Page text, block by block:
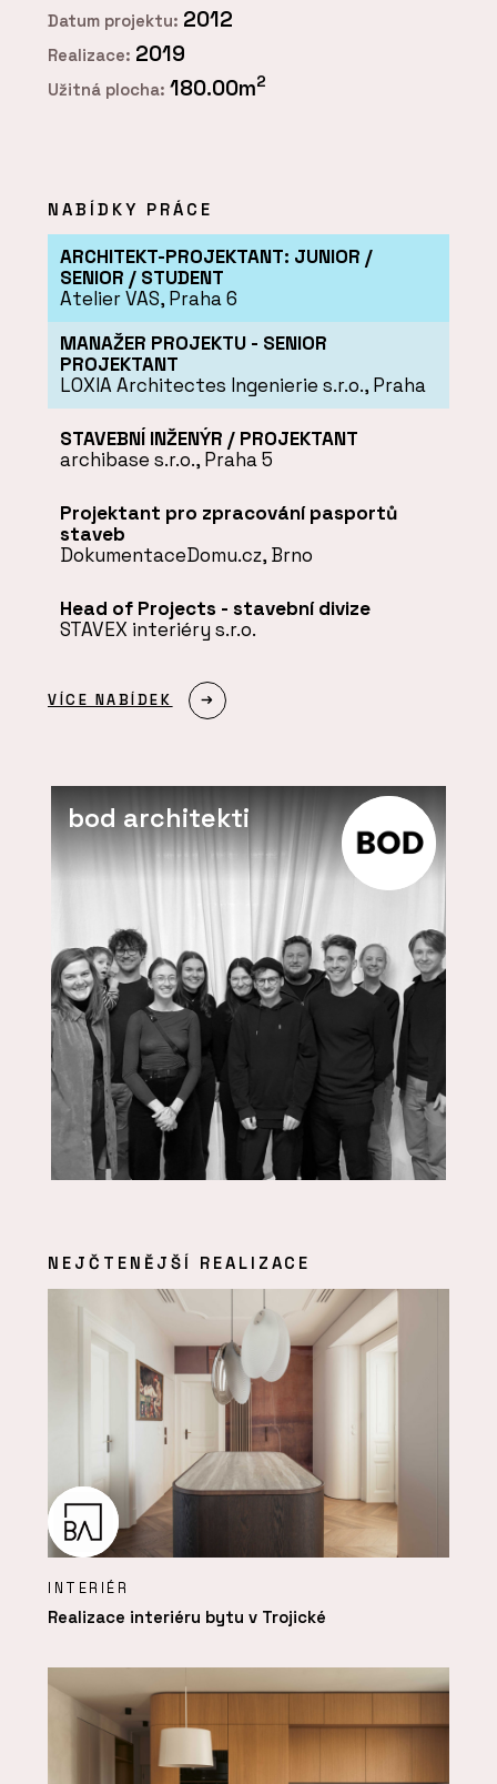
Datum projektu: 2012
Realizace: 2019
Užitná plocha: 180.00m2
NABÍDKY PRÁCE
ARCHITEKT-PROJEKTANT: JUNIOR /
SENIOR / STUDENT
Atelier VAS, Praha 6
MANAŽER PROJEKTU - SENIOR
PROJEKTANT
LOXIA Architectes Ingenierie s.r.o., Praha
STAVEBNÍ INŽENÝR / PROJEKTANT
archibase s.r.o., Praha 5
Projektant pro zpracování pasportů
staveb
DokumentaceDomu.cz, Brno
Head of Projects - stavební divize
STAVEX interiéry s.r.o.
VÍCE NABÍDEK
bod architekti
NEJČTENĚJŠÍ REALIZACE
INTERIÉR
Realizace interiéru bytu v Trojické